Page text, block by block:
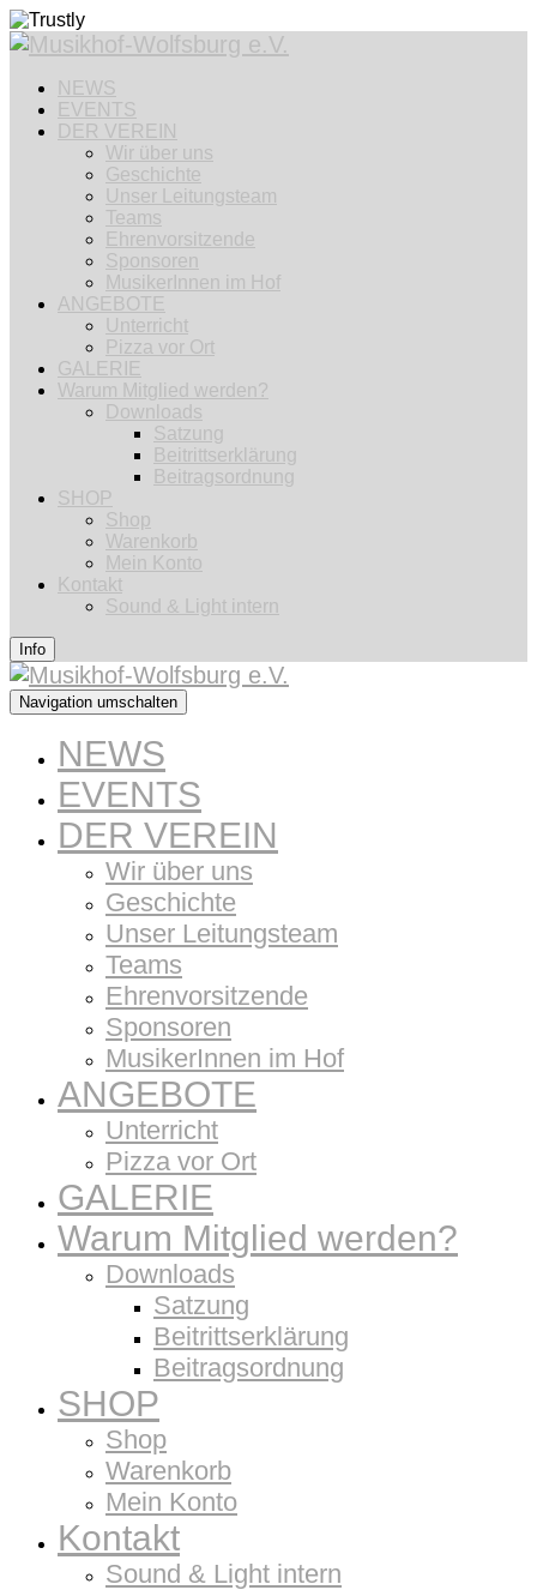
NEWS
EVENTS
DER VEREIN
Wir über uns
Geschichte
Unser Leitungsteam
Teams
Ehrenvorsitzende
Sponsoren
MusikerInnen im Hof
ANGEBOTE
Unterricht
Pizza vor Ort
GALERIE
Warum Mitglied werden?
Downloads
Satzung
Beitrittserklärung
Beitragsordnung
SHOP
Shop
Warenkorb
Mein Konto
Kontakt
Sound & Light intern
Info
Navigation umschalten
NEWS
EVENTS
DER VEREIN
Wir über uns
Geschichte
Unser Leitungsteam
Teams
Ehrenvorsitzende
Sponsoren
MusikerInnen im Hof
ANGEBOTE
Unterricht
Pizza vor Ort
GALERIE
Warum Mitglied werden?
Downloads
Satzung
Beitrittserklärung
Beitragsordnung
SHOP
Shop
Warenkorb
Mein Konto
Kontakt
Sound & Light intern